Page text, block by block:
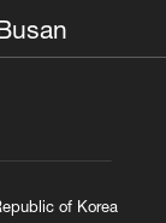
of Korea